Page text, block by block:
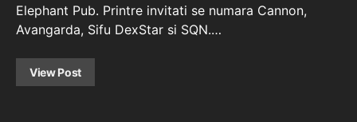
Elephant Pub. Printre invitati se numara Cannon,
Avangarda, Sifu DexStar si SQN.…
View Post